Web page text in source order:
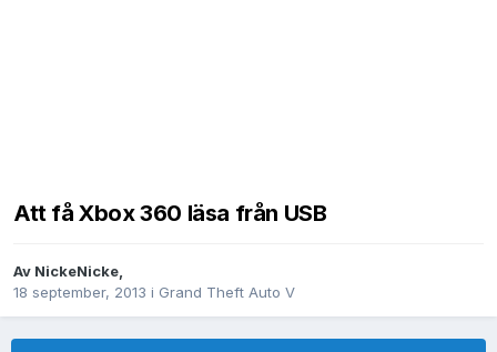
Att få Xbox 360 läsa från USB
Av NickeNicke,
18 september, 2013 i Grand Theft Auto V